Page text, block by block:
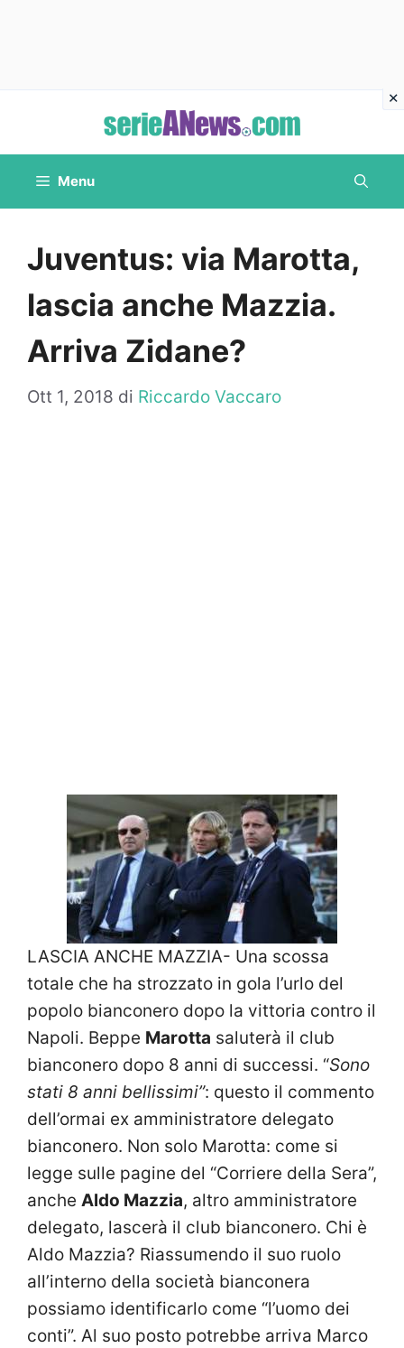
contenuto
Menu
Juventus: via Marotta,
lascia anche Mazzia.
Arriva Zidane?
Ott 1, 2018 di Riccardo Vaccaro
LASCIA ANCHE MAZZIA- Una scossa
totale che ha strozzato in gola l’urlo del
popolo bianconero dopo la vittoria contro il
Napoli. Beppe Marotta saluterà il club
bianconero dopo 8 anni di successi. “Sono
stati 8 anni bellissimi”: questo il commento
dell’ormai ex amministratore delegato
bianconero. Non solo Marotta: come si
legge sulle pagine del “Corriere della Sera”,
anche Aldo Mazzia, altro amministratore
delegato, lascerà il club bianconero. Chi è
Aldo Mazzia? Riassumendo il suo ruolo
all’interno della società bianconera
possiamo identificarlo come “l’uomo dei
conti”. Al suo posto potrebbe arriva Marco